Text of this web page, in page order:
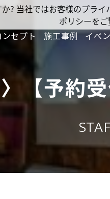
ンセプト 施工事例 イベ
〉【予約
? 当社ではお客様のプラ
ポリシーをご